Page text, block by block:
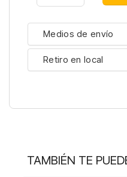
Medios de envío
Retiro en local
TAMBIÉN TE